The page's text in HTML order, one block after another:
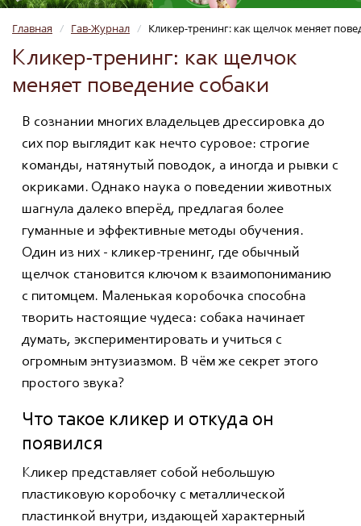
Главная / Гав-Журнал / Кликер-тренинг: как щелчок меняет
Кликер-тренинг: как щелчок
меняет поведение собаки
В сознании многих владельцев дрессировка до
сих пор выглядит как нечто суровое: строгие
команды, натянутый поводок, а иногда и рывки с
окриками. Однако наука о поведении животных
шагнула далеко вперёд, предлагая более
гуманные и эффективные методы обучения.
Один из них - кликер-тренинг, где обычный
щелчок становится ключом к взаимопониманию
с питомцем. Маленькая коробочка способна
творить настоящие чудеса: собака начинает
думать, экспериментировать и учиться с
огромным энтузиазмом. В чём же секрет этого
простого звука?
Что такое кликер и откуда он
появился
Кликер представляет собой небольшую
пластиковую коробочку с металлической
пластинкой внутри, издающей характерный